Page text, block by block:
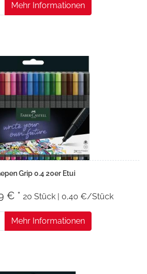
Mehr Informationen
Grip 0.4 20er Etui
€ * 20 Stück | 0,40 €/Stück
Mehr Informationen